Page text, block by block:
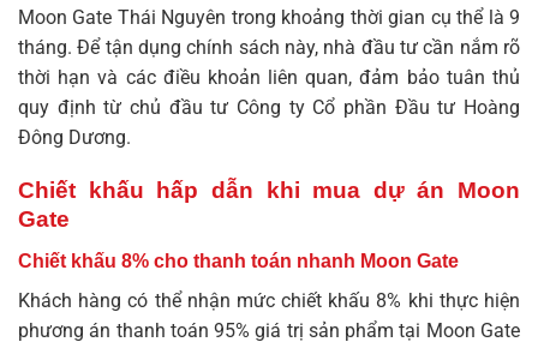
Moon Gate Thái Nguyên trong khoảng thời gian cụ thể là 9
tháng. Để tận dụng chính sách này, nhà đầu tư cần nắm rõ
thời hạn và các điều khoản liên quan, đảm bảo tuân thủ
quy định từ chủ đầu tư Công ty Cổ phần Đầu tư Hoàng
Đông Dương.
Chiết khấu hấp dẫn khi mua dự án Moon
Gate
Chiết khấu 8% cho thanh toán nhanh Moon Gate
Khách hàng có thể nhận mức chiết khấu 8% khi thực hiện
phương án thanh toán 95% giá trị sản phẩm tại Moon Gate